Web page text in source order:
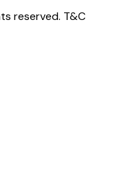
reserved. T&C